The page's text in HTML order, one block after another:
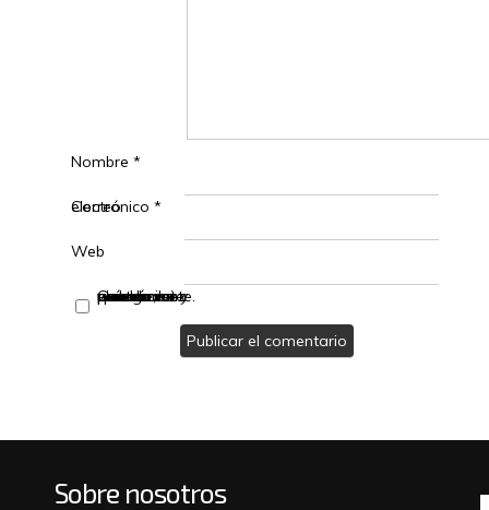
Nombre *
Correo electrónico *
Web
Guarda mi nombre, correo electrónico y web en este navegador para la próxima vez que comente.
Sobre nosotros